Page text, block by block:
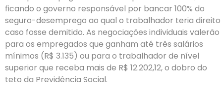
ficando o governo responsável por bancar 100% do
seguro-desemprego ao qual o trabalhador teria direito
caso fosse demitido. As negociações individuais valerão
para os empregados que ganham até três salários
mínimos (R$ 3.135) ou para o trabalhador de nível
superior que receba mais de R$ 12.202,12, o dobro do
teto da Previdência Social.